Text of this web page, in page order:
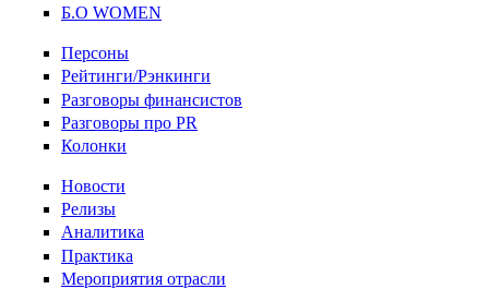
Б.О WOMEN
Персоны
Рейтинги/Рэнкинги
Разговоры финансистов
Разговоры про PR
Колонки
Новости
Релизы
Аналитика
Практика
Мероприятия отрасли